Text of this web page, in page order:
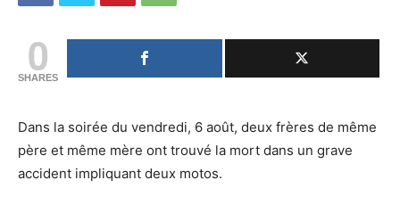
0
SHARES
Dans la soirée du vendredi, 6 août, deux frères de même
père et même mère ont trouvé la mort dans un grave
accident impliquant deux motos.